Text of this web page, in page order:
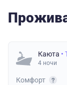
Каюта •
4 ночи
Комфорт